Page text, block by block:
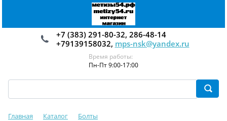
+7 (383) 291-80-32, 286-48-14
+79139158032, mps-nsk@yandex.ru
Время работы:
Пн-Пт 9:00-17:00
Главная Каталог
Болты